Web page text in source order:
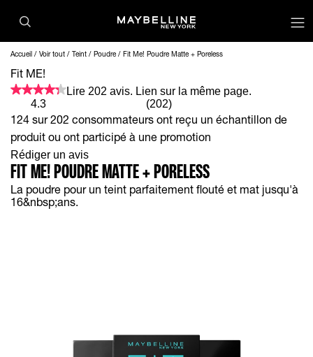
Accueil Voir tout Teint Poudre Fit Me! Poudre Matte + Poreless
Fit ME!
4.3
Lire 202 avis. Lien sur la même page.
(202)
124 sur 202 consommateurs ont reçu un échantillon de
produit ou ont participé à une promotion
Rédiger un avis
FIT ME! POUDRE MATTE + PORELESS
La poudre pour un teint parfaitement flouté et mat jusqu'à
16&nbsp;ans.